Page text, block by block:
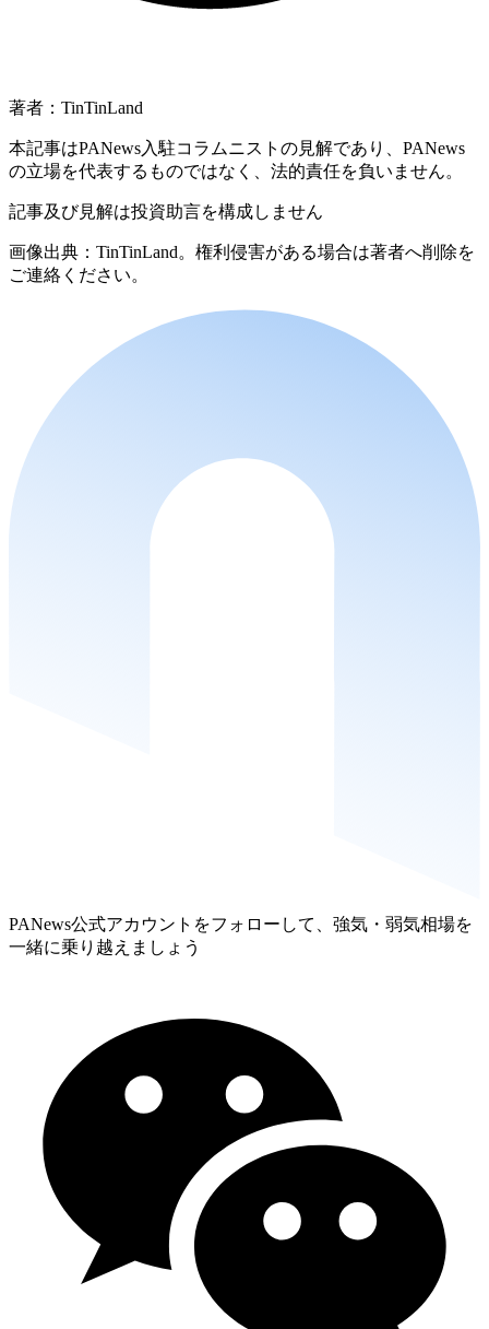
著者：TinTinLand
本記事はPANews入駐コラムニストの見解であり、PANews
の立場を代表するものではなく、法的責任を負いません。
記事及び見解は投資助言を構成しません
画像出典：TinTinLand。権利侵害がある場合は著者へ削除を
ご連絡ください。
PANews公式アカウントをフォローして、強気・弱気相場を
一緒に乗り越えましょう